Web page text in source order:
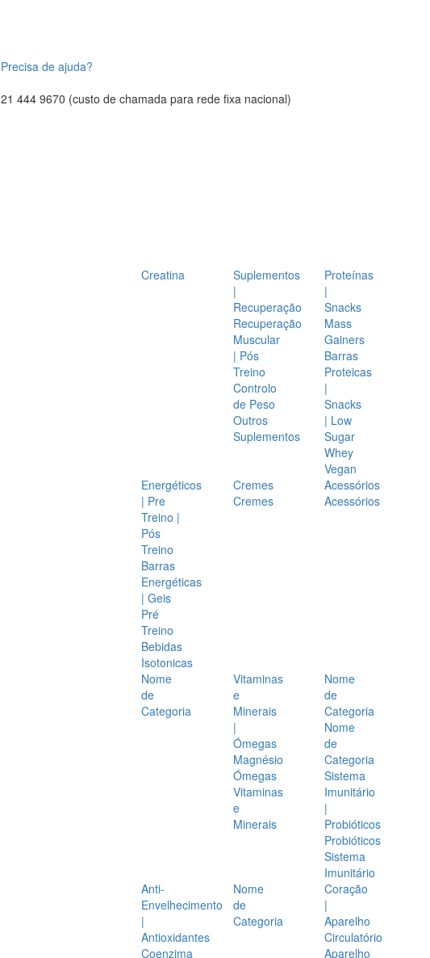
Precisa de ajuda?
21 444 9670 (custo de chamada para rede fixa nacional)
Creatina
Suplementos
|
Recuperação
Recuperação
Muscular
| Pós
Treino
Controlo
de Peso
Outros
Suplementos
Proteínas
|
Snacks
Mass
Gainers
Barras
Proteicas
|
Snacks
| Low
Sugar
Whey
Vegan
Energéticos
| Pre
Treino |
Pós
Treino
Barras
Energéticas
| Geis
Pré
Treino
Bebidas
Isotonicas
Cremes
Cremes
Acessórios
Acessórios
Nome
de
Categoria
Vitaminas
e
Minerais
|
Ómegas
Magnésio
Ómegas
Vitaminas
e
Minerais
Nome
de
Categoria
Nome
de
Categoria
Sistema
Imunitário
|
Probióticos
Probióticos
Sistema
Imunitário
Anti-
Envelhecimento
|
Antioxidantes
Coenzima
Nome
de
Categoria
Coração
|
Aparelho
Circulatório
Aparelho